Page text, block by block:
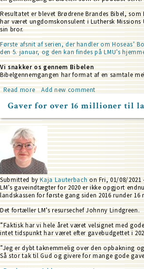
Resultatet er blevet Brødrene Brandes Bibel,
har været ungdomskonsulent i Luthersk Missions
sin bror.
Første afsnit af serien, der handler om Hoseas’
den 5. januar, og den kan findes på LMU’s
Vi snakker os gennem Bibelen
Bibelgennemgangen har format af en samtale
Read moreabout
brødre
sig
gennem
Bibelen
Add new comment
Gaver for over 16 millioner til
Submitted byKaja Lauterbach on Fri, 01/08/2021
LM’s gaveindtægter for 2020 er ikke opgjort
landskassen for første gang siden 2016 runder 16
Det fortæller LM’s resursechef Johnny Lindgreen.
”Faktisk har vi hele året været velsignet med
intet tidspunkt har været efter gavebudgettet i
”Jeg er dybt taknemmelig over den opbakning
Så stor tak til Gud og givere for mange gode